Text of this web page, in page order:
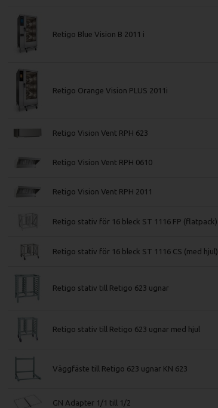
Retigo Blue Vision B 2011 i
Retigo Orange Vision PLUS 2011i
Retigo Vision Vent RPH 623
Retigo Vision Vent RPH 0610
Retigo Vision Vent RPH 2011
Retigo stativ för 16 bleck ST 1116 FP (flatpack)
Retigo stativ för 16 bleck ST 1116 CS (med hjul)
Retigo stativ till Retigo 623 ugnar
Retigo stativ till Retigo 623 ugnar med hjul
Väggfäste till Retigo 623 ugnar KN 623
GN Adapter 1/1 till 1/2